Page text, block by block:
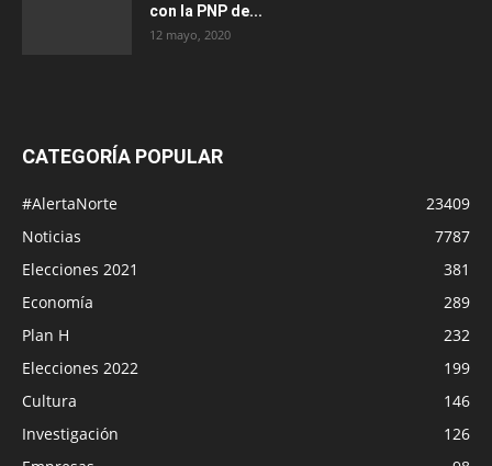
con la PNP de...
12 mayo, 2020
CATEGORÍA POPULAR
#AlertaNorte
23409
Noticias
7787
Elecciones 2021
381
Economía
289
Plan H
232
Elecciones 2022
199
Cultura
146
Investigación
126